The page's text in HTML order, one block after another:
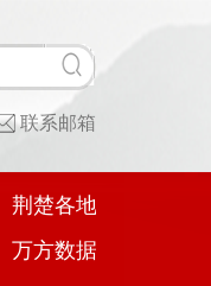
联系邮箱
荆楚各地
万方数据